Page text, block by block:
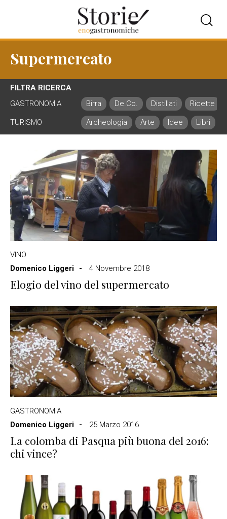
Supermercato
FILTRA RICERCA
GASTRONOMIA
Birra De.Co. Distillati Ricette
TURISMO Archeologia Arte Idee Libri
VINO
Domenico Liggeri
4 Novembre 2018
Elogio del vino del supermercato
GASTRONOMIA
Domenico Liggeri
25 Marzo 2016
La colomba di Pasqua più buona del 2016:
chi vince?